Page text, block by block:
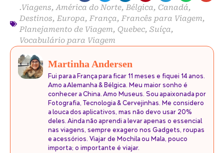
.Viagens, América do Norte, Bélgica, Canadá,
Destinos, Europa, França, Francês para Viagem,
Planejamento de Viagem, Quebec, Suíça,
Vocabulário para Viagem
Martinha Andersen
Fui para a França para ficar 11 meses e fiquei 14 anos.
Amo a Alemanha & Bélgica. Meu maior sonho é
conhecer a China. Amo Museus. Sou apaixonada por
Fotografia, Tecnologia & Cervejinhas. Me considero
a louca dos aplicativos, mas não devo usar 20%
deles. Ainda não aprendi a levar apenas o essencial
nas viagens, sempre exagero nos Gadgets, roupas
e acessórios. Viajar de Mochila ou Mala, pouco
importa; o importante é viajar.